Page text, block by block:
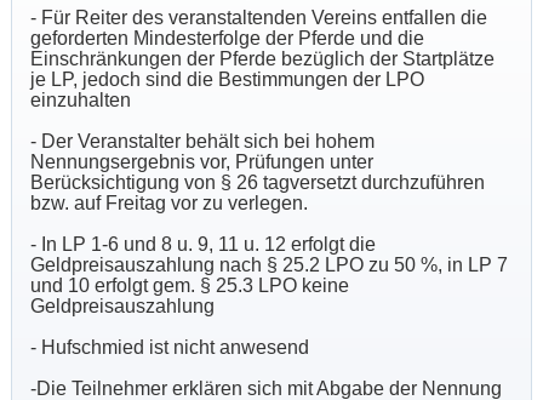
- Für Reiter des veranstaltenden Vereins entfallen die
geforderten Mindesterfolge der Pferde und die
Einschränkungen der Pferde bezüglich der Startplätze
je LP, jedoch sind die Bestimmungen der LPO
einzuhalten
- Der Veranstalter behält sich bei hohem
Nennungsergebnis vor, Prüfungen unter
Berücksichtigung von § 26 tagversetzt durchzuführen
bzw. auf Freitag vor zu verlegen.
- In LP 1-6 und 8 u. 9, 11 u. 12 erfolgt die
Geldpreisauszahlung nach § 25.2 LPO zu 50 %, in LP 7
und 10 erfolgt gem. § 25.3 LPO keine
Geldpreisauszahlung
- Hufschmied ist nicht anwesend
-Die Teilnehmer erklären sich mit Abgabe der Nennung